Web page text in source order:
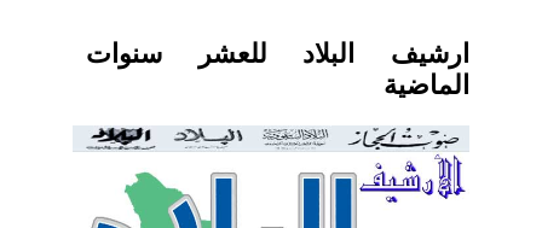
ارشيف البلاد للعشر سنوات
الماضية